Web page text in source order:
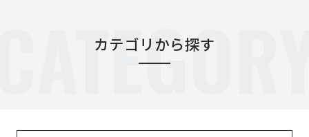
カテゴリから探す